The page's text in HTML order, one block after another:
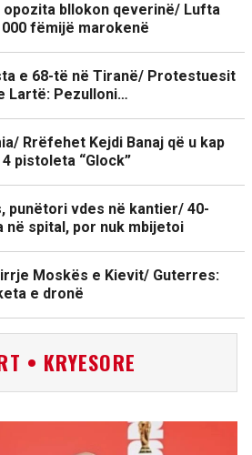
opozita bllokon qeverinë/ Lufta
fëmijë marokenë
e 68-të në Tiranë/ Protestuesit
Lartë: Pezulloni…
Rrëfehet Kejdi Banaj që u kap
pistoleta “Glock”
punëtori vdes në kantier/ 40-
spital, por nuk mbijetoi
Moskës e Kievit/ Guterres:
e dronë
• KRYESORE